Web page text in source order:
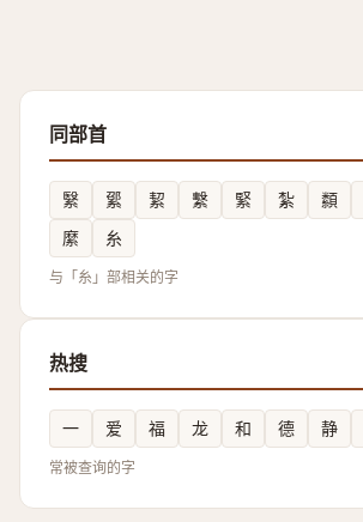
同部首
繄 綤 絜 繫 緊 紮 纇
縻
糸
与「糸」部相关的字
热搜
一 爱 福 龙 和 德 静
常被查询的字